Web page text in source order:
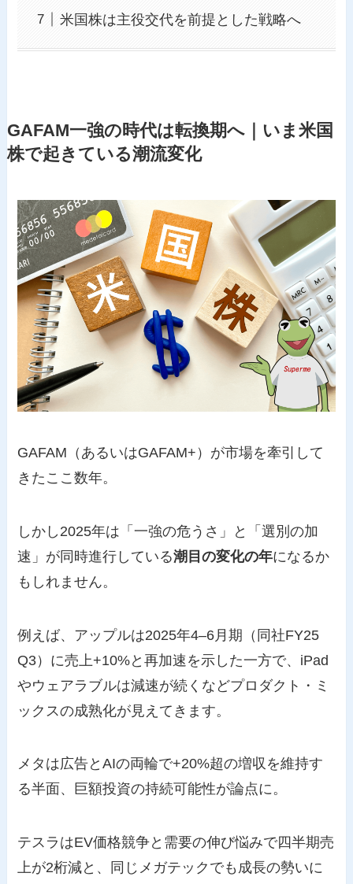
米国株は主役交代を前提とした戦略へ
GAFAM一強の時代は転換期へ｜いま米国
株で起きている潮流変化
GAFAM（あるいはGAFAM+）が市場を牽引して
きたここ数年。
しかし2025年は「一強の危うさ」と「選別の加
速」が同時進行している潮目の変化の年になるか
もしれません。
例えば、アップルは2025年4–6月期（同社FY25
Q3）に売上+10%と再加速を示した一方で、iPad
やウェアラブルは減速が続くなどプロダクト・ミ
ックスの成熟化が見えてきます。
メタは広告とAIの両輪で+20%超の増収を維持す
る半面、巨額投資の持続可能性が論点に。
テスラはEV価格競争と需要の伸び悩みで四半期売
上が2桁減と、同じメガテックでも成長の勢いに